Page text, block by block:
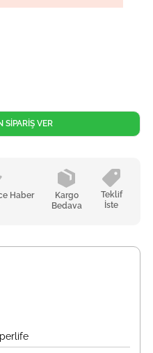
Haber
Kargo
Bedava
Teklif
İste
SİPARİŞ VER